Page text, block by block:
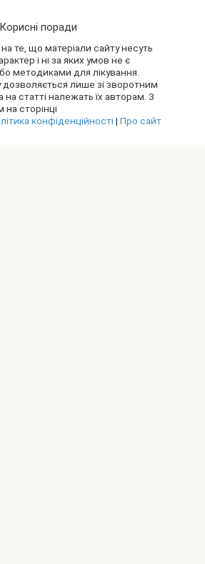
поради
те, що матеріали сайту несуть
і ні за яких умов не є
методиками для лікування.
дозволяється лише зі зворотним
статті належать їх авторам. З
на сторінці
конфіденційності| Про сайт